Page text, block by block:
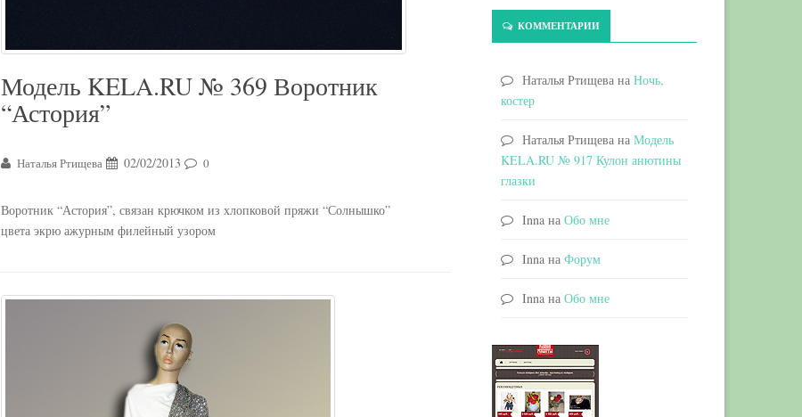
Модель KELA.RU № 369 Воротник
“Астория”
Наталья Ртищева 02/02/2013 0
Воротник “Астория”, связан крючком из хлопковой пряжи “Солнышко”
цвета экрю ажурным филейный узором
КОММЕНТАРИИ
Наталья Ртищевана Ночь,
костер
Наталья Ртищевана Модель
KELA.RU № 917 Кулон анютины
глазки
Innaна Обо мне
Innaна Форум
Innaна Обо мне